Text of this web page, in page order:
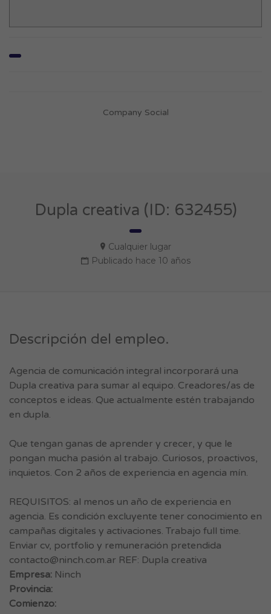
Company Social
Dupla creativa (ID: 632455)
Cualquier lugar
Publicado hace 10 años
Descripción del empleo.
Agencia de comunicación integral incorporará una
Dupla creativa para sumar al equipo. Creadores/as de
conceptos e ideas. Que actualmente estén trabajando
en dupla.
Que tengan ganas de aprender y crecer, y que le
pongan mucha pasión al trabajo. Curiosos, proactivos,
inquietos. Con 2 años de experiencia en agencia mín.
REQUISITOS: al menos un año de experiencia en
agencia. Es condición excluyente tener conocimiento en
campañas digitales y activaciones. Trabajo full time.
Enviar cv, portfolio y remuneración pretendida
contacto@ninch.com.ar REF: Dupla creativa
Empresa: Ninch
Provincia:
Comienzo: